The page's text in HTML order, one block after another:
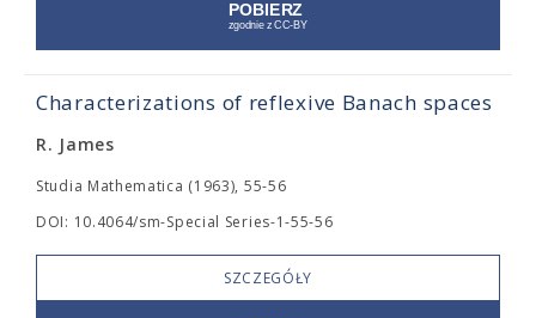
Characterizations of reflexive Banach spaces
R. James
Studia Mathematica (1963), 55-56
DOI: 10.4064/sm-Special Series-1-55-56
SZCZEGÓŁY